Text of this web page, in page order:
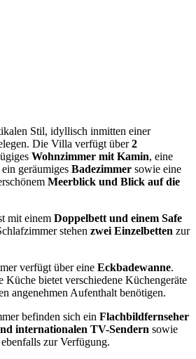
Stil, idyllisch inmitten einer
Die Villa verfügt über2
Wohnzimmer mit Kamin, eine
ein geräumiges Badezimmer sowie eine
Meerblick und Blick auf die
mit einem Doppelbett und einem Safe
stehen zwei Einzelbetten zur
verfügt über eine Eckbadewanne.
Küche bietet verschiedene Küchengeräte
angenehmen Aufenthalt benötigen.
befinden sich ein Flachbildfernseher
internationalen TV-Sendern sowie
ebenfalls zur Verfügung.